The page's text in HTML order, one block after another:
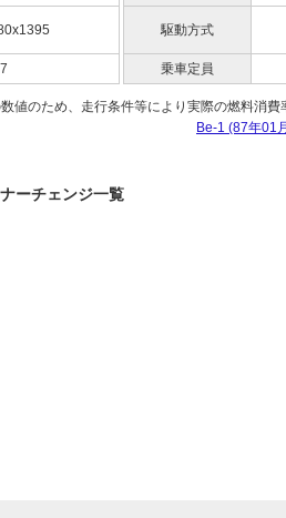
駆動方式
乗車定員
値のため、走行条件等により実際の燃料消費
Be-1 (87年01
ーチェンジ一覧